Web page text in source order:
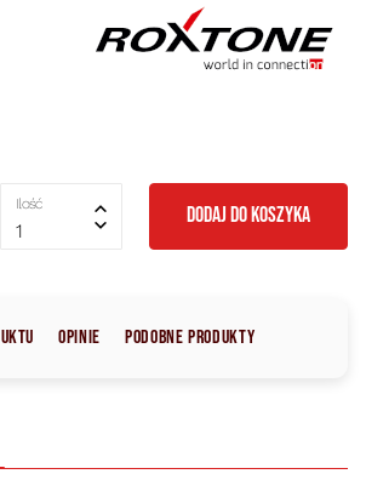
Ilość
1
DODAJ DO KOSZYKA
Opinie Podobne produkty